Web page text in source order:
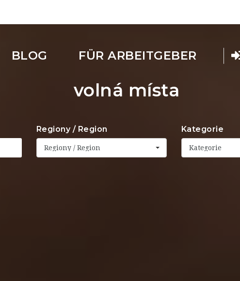
BLOG FÜR ARBEITGEBER
volná místa
Regiony / Region
Regiony / Region
Kategorie
Kategorie